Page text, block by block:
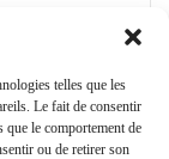
telles que les
Le fait de consentir
que le comportement de
ou de retirer son